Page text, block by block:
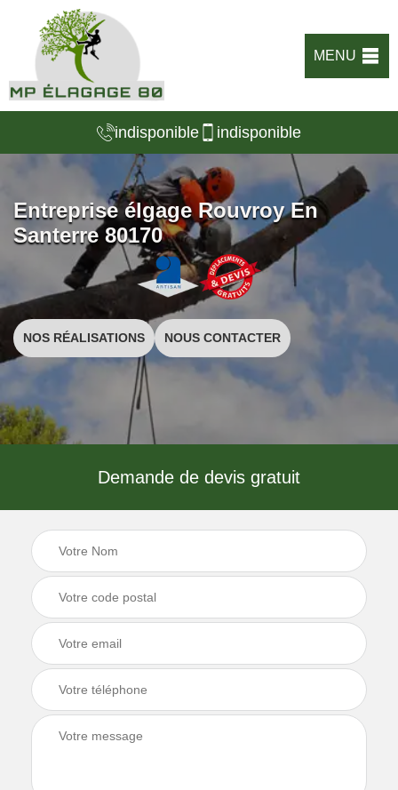
MENU
indisponible indisponible
Entreprise élgage Rouvroy En
Santerre 80170
NOS RÉALISATIONS NOUS CONTACTER
Demande de devis gratuit